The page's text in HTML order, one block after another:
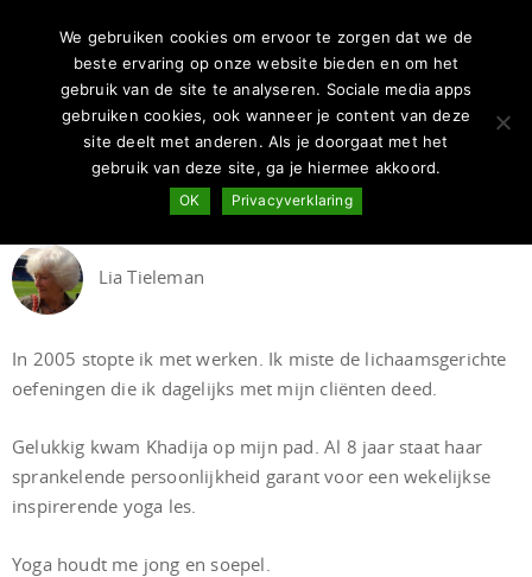
Archieven
Yoga houdt me jong en soepel
Lia Tieleman
In 2005 stopte ik met werken. Ik miste de lichaamsgerichte
oefeningen die ik dagelijks met mijn cliënten deed.
Gelukkig kwam Khadija op mijn pad. Al 8 jaar staat haar
sprankelende persoonlijkheid garant voor een wekelijkse
inspirerende yoga les.
Yoga houdt me jong en soepel.
We gebruiken cookies om ervoor te zorgen dat we de
beste ervaring op onze website bieden en om het
gebruik van de site te analyseren. Sociale media apps
gebruiken cookies, ook wanneer je content van deze
site deelt met anderen. Als je doorgaat met het
gebruik van deze site, ga je hiermee akkoord.
OK Privacyverklaring